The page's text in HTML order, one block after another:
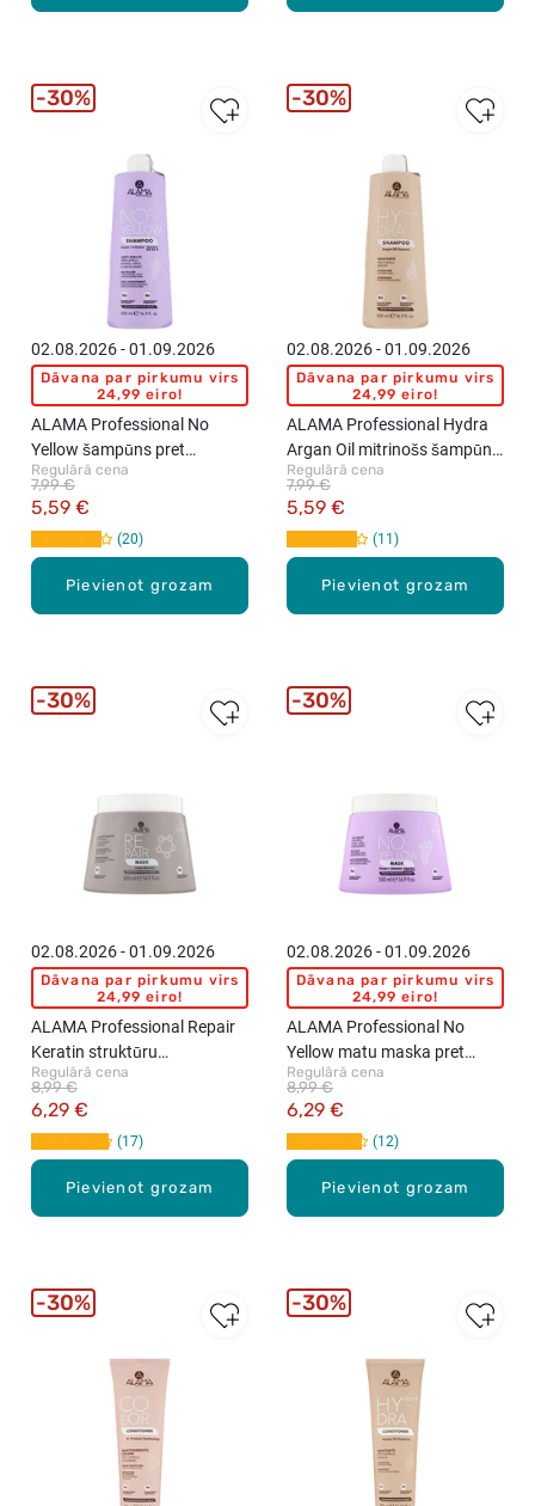
Pievienot grozam
02.08.2026 - 01.09.2026
Dāvana par pirkumu virs
24,99 eiro!
ALAMA Professional No
Yellow šampūns pret
dzelteno toni, 500ml
Regulārā cena
5,59 €
7,99 €
20
30%
Pievienot grozam
02.08.2026 - 01.09.2026
Dāvana par pirkumu virs
24,99 eiro!
ALAMA Professional Hydra
Argan Oil mitrinošs šampūns,
500ml
Regulārā cena
5,59 €
7,99 €
11
30%
Pievienot grozam
02.08.2026 - 01.09.2026
Dāvana par pirkumu virs
24,99 eiro!
ALAMA Professional Repair
Keratin struktūru
atjaunojoša matu maska,
500ml
Regulārā cena
6,29 €
8,99 €
17
30%
Pievienot grozam
02.08.2026 - 01.09.2026
Dāvana par pirkumu virs
24,99 eiro!
ALAMA Professional No
Yellow matu maska pret
dzelteno toni, 500ml
Regulārā cena
6,29 €
8,99 €
12
30%
30% 30%